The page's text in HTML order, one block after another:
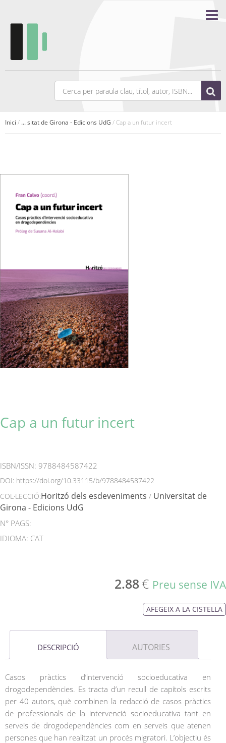
Inici / ... sitat de Girona - Edicions UdG / Cap a un futur incert
Cap a un futur incert
ISBN/ISSN: 9788484587422
DOI: https://doi.org/10.33115/b/9788484587422
COL·LECCIÓ:Horitzó dels esdeveniments / Universitat de
Girona - Edicions UdG
N° PAGS:
IDIOMA: CAT
2.88€ Preu sense IVA
AFEGEIX A LA CISTELLA
DESCRIPCIÓ AUTORIES
Casos pràctics d’intervenció socioeducativa en
drogodependències. Es tracta d’un recull de capítols escrits
per 40 autors, què combinen la redacció de casos pràctics
de professionals de la intervenció socioeducativa tant en
serveis de drogodependències com en serveis que atenen
persones que han realitzat un procés migratori. L’objectiu és